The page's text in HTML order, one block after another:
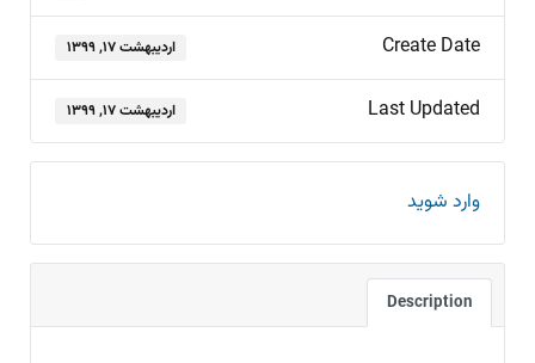
Create Date اردیبهشت ۱۷, ۱۳۹۹
Last Updated اردیبهشت ۱۷, ۱۳۹۹
وارد شوید
Description